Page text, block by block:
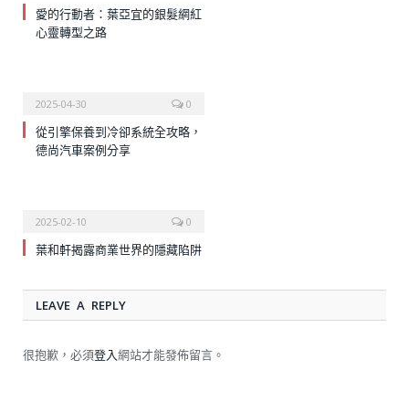
愛的行動者：葉亞宜的銀髮網紅
心靈轉型之路
2025-04-30 0
從引擎保養到冷卻系統全攻略，
德尚汽車案例分享
2025-02-10 0
葉和軒揭露商業世界的隱藏陷阱
LEAVE A REPLY
很抱歉，必須登入網站才能發佈留言。